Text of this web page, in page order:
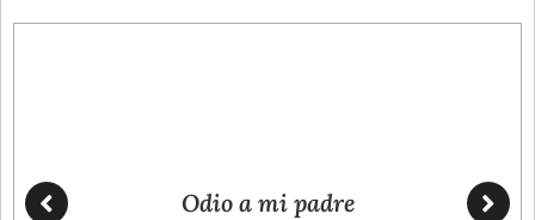
Odio a mi padre